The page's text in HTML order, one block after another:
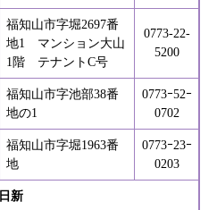
福知山市字堀2697番
地1 マンション大山
1階 テナントC号
0773-22-
5200
福知山市字池部38番
地の1
0773ｰ52ｰ
0702
福知山市字堀1963番
地
0773ｰ23ｰ
0203
日新